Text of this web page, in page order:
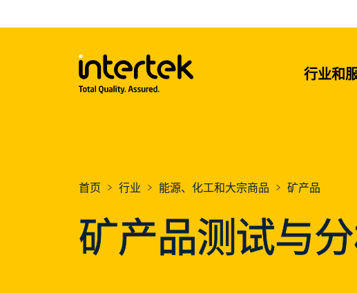
行业和
首页 行业 能源、化工和大宗商品 矿产品
矿产品测试与